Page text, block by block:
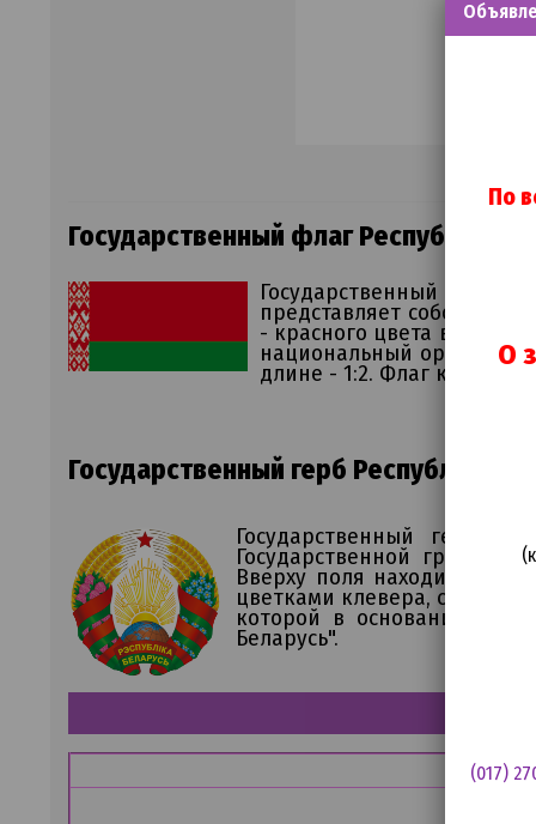
Государственный флаг Республики
Государственный флаг
представляет собой
- красного цвета в 2/3
национальный орнамент
длине - 1:2. Флаг
Государственный герб Республики
Государственный герб
Государственной
Вверху поля находится
цветками клевера, слева -
которой в основании
Беларусь".
По
О
(017)